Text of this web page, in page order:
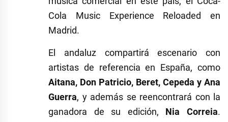
Cola Music Experience Reloaded en
Madrid.
El andaluz compartirá escenario con
artistas de referencia en España, como
Aitana, Don Patricio, Beret, Cepeda y Ana
Guerra, y además se reencontrará con la
ganadora de su edición, Nia Correia.